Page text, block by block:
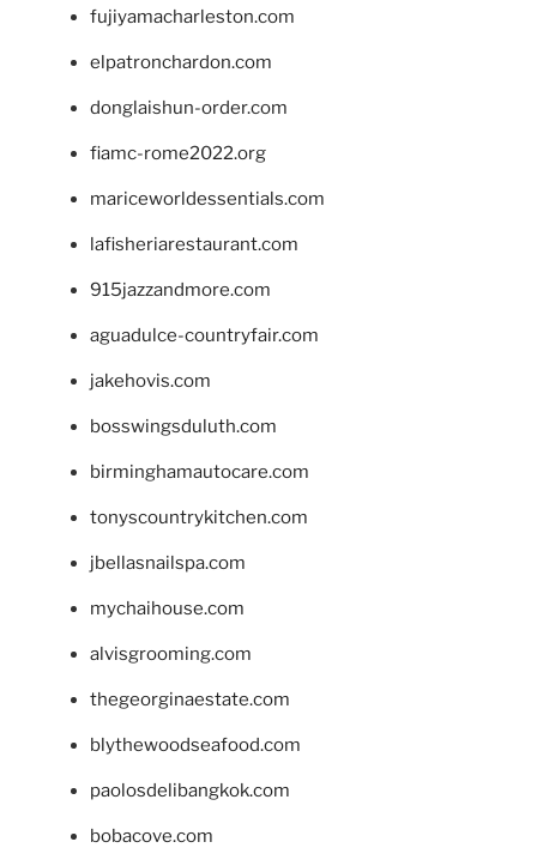
fujiyamacharleston.com
elpatronchardon.com
donglaishun-order.com
fiamc-rome2022.org
mariceworldessentials.com
lafisheriarestaurant.com
915jazzandmore.com
aguadulce-countryfair.com
jakehovis.com
bosswingsduluth.com
birminghamautocare.com
tonyscountrykitchen.com
jbellasnailspa.com
mychaihouse.com
alvisgrooming.com
thegeorginaestate.com
blythewoodseafood.com
paolosdelibangkok.com
bobacove.com